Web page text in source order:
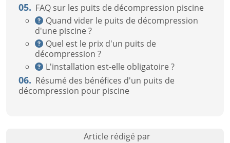
05. FAQ sur les puits de décompression piscine
Quand vider le puits de décompression
d'une piscine ?
Quel est le prix d'un puits de
décompression ?
L'installation est-elle obligatoire ?
06. Résumé des bénéfices d'un puits de
décompression pour piscine
Article rédigé par